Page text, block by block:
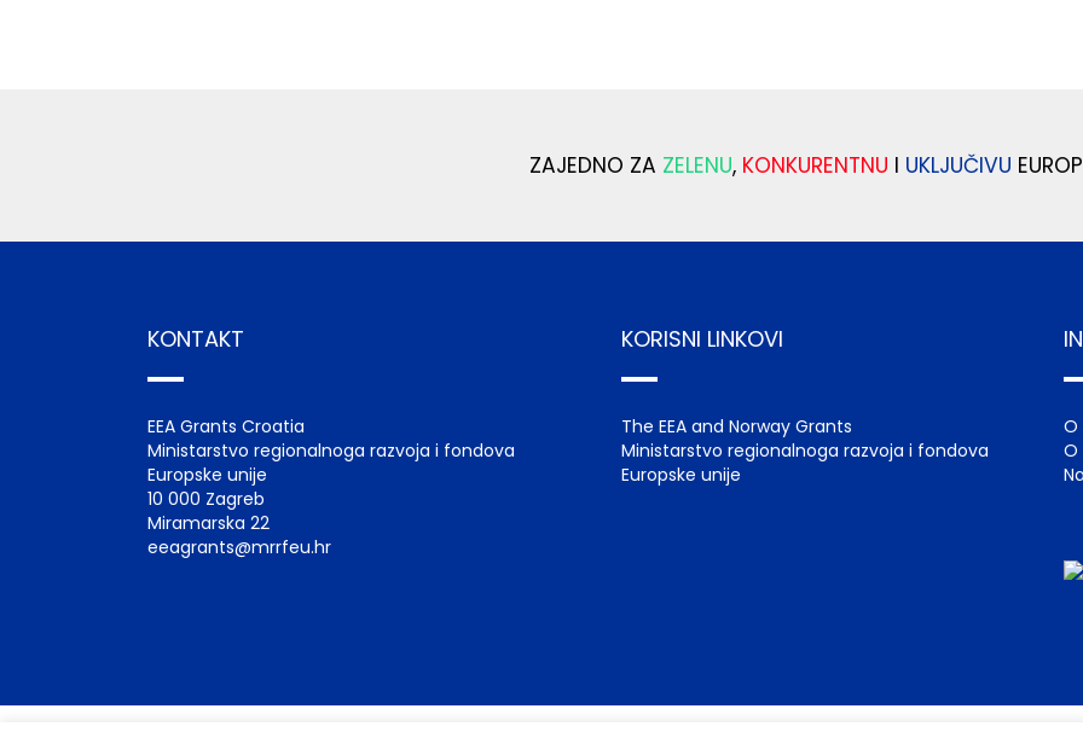
ZAJEDNO ZA ZELENU, KONKURENTNU I UKLJUČIVU
KONTAKT
EEA Grants Croatia
Ministarstvo regionalnoga razvoja i fondova
Europske unije
10 000 Zagreb
Miramarska 22
eeagrants@mrrfeu.hr
KORISNI LINKOVI
The EEA and Norway Grants
Ministarstvo regionalnoga razvoja i fondova
Europske unije
O